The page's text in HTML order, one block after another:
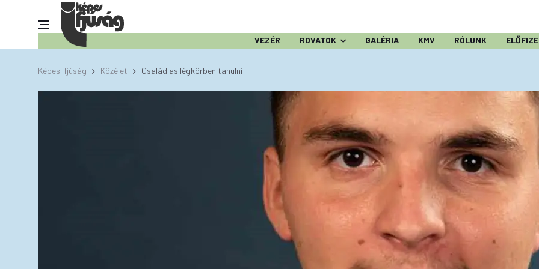
VEZÉR ROVATOK GALÉRIA KMV RÓLUNK
Képes Ifjúság Közélet Családias légkörben tanulni